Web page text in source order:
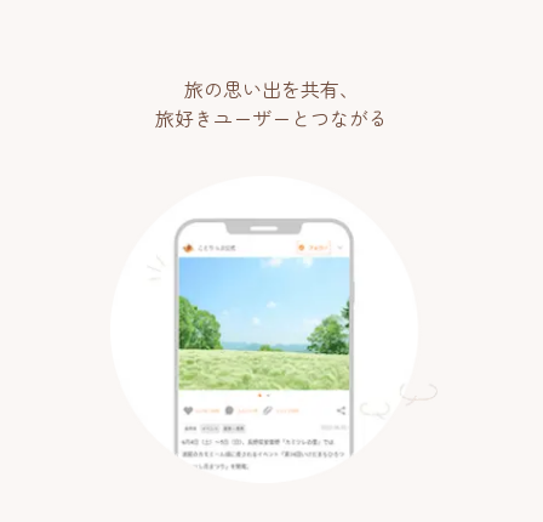
旅の思い出を共有、
旅好きユーザーとつながる